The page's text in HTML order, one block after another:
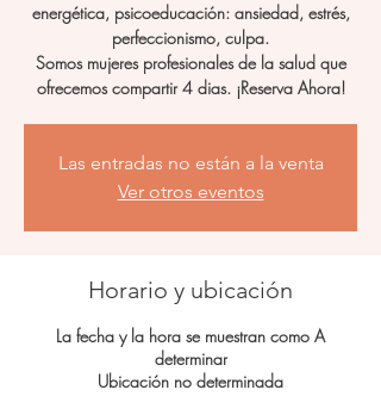
energética, psicoeducación: ansiedad, estrés,
perfeccionismo, culpa.
Somos mujeres profesionales de la salud que
ofrecemos compartir 4 dias. ¡Reserva Ahora!
Las entradas no están a la venta
Ver otros eventos
Horario y ubicación
La fecha y la hora se muestran como A
determinar
Ubicación no determinada